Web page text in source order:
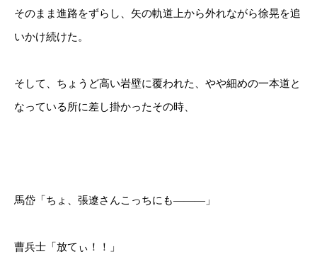
そのまま進路をずらし、矢の軌道上から外れながら徐晃を追
いかけ続けた。
そして、ちょうど高い岩壁に覆われた、やや細めの一本道と
なっている所に差し掛かったその時、
馬岱「ちょ、張遼さんこっちにも―――」
曹兵士「放てぃ！！」